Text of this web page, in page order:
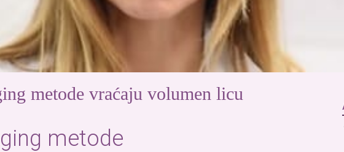
metode vraćaju volumen licu
metode